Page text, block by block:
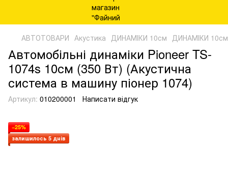
АВТОТОВАРИ Акустика ДИНАМІКИ 10см ДИНАМІКИ
Автомобільні динаміки Pioneer TS-
1074s 10см (350 Вт) (Акустична
система в машину піонер 1074)
Артикул: 010200001 Написати відгук
−25%
залишилось 5 днів